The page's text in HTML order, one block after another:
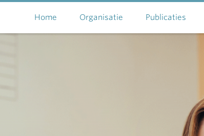
Home Organisatie Publicaties